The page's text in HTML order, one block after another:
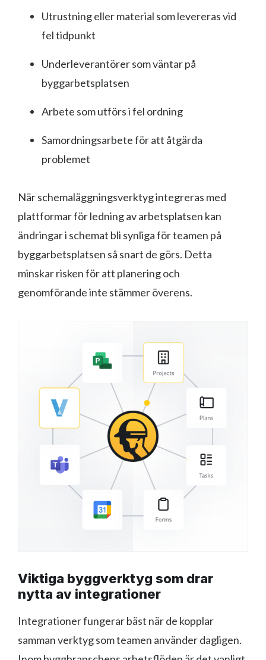
Utrustning eller material som levereras vid
fel tidpunkt
Underleverantörer som väntar på
byggarbetsplatsen
Arbete som utförs i fel ordning
Samordningsarbete för att åtgärda
problemet
När schemaläggningsverktyg integreras med
plattformar för ledning av arbetsplatsen kan
ändringar i schemat bli synliga för teamen på
byggarbetsplatsen så snart de görs. Detta
minskar risken för att planering och
genomförande inte stämmer överens.
Viktiga byggverktyg som drar
nytta av integrationer
Integrationer fungerar bäst när de kopplar
samman verktyg som teamen använder dagligen.